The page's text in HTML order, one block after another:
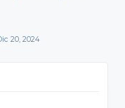
20, 2024